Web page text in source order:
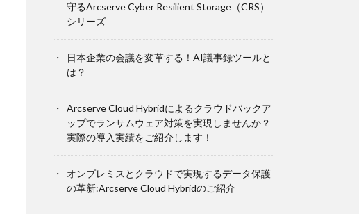
守るArcserve Cyber Resilient Storage（CRS）
シリーズ
日本企業の会議を変革する！AI議事録ツールと
は？
Arcserve Cloud Hybridによるクラウドバックア
ップでランサムウェア対策を実現しませんか？
実際の導入実績をご紹介します！
オンプレミスとクラウドで実現するデータ保護
の革新:Arcserve Cloud Hybridのご紹介